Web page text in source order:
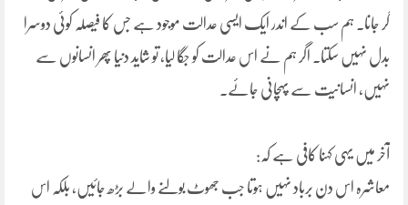
گر جانا۔ ہم سب کے اندر ایک ایسی عدالت موجود ہے جس کا فیصلہ کوئی دوسرا
بدل نہیں سکتا۔ اگر ہم نے اس عدالت کو جگا لیا، تو شاید دنیا پھر انسانوں سے
نہیں، انسانیت سے پہچانی جائے۔
آخر میں یہی کہنا کافی ہے کہ:
معاشرہ اس دن برباد نہیں ہوتا جب جھوٹ بولنے والے بڑھ جائیں، بلکہ اس